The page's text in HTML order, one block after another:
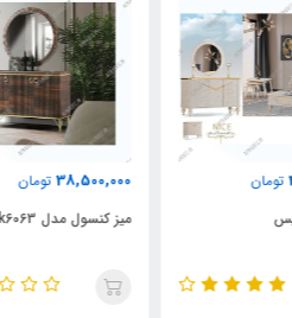
38,500,000 تومان
میز کنسول مدل k6063